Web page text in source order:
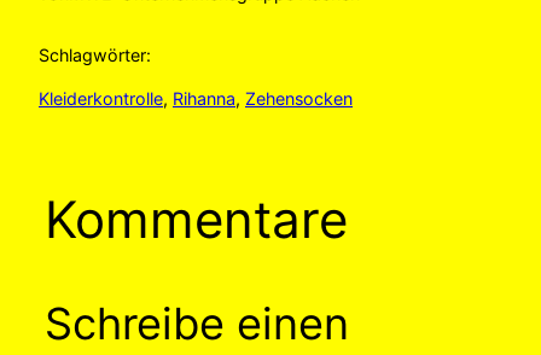
Schlagwörter:
Kleiderkontrolle, Rihanna, Zehensocken
Kommentare
Schreibe einen